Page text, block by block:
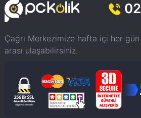
Çağrı Merkezimize hafta içi her
arası ulaşabilirsiniz.